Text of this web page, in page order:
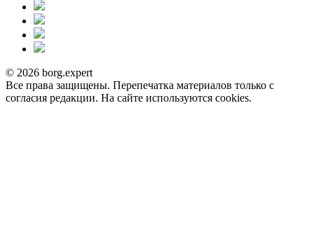
© 2026 borg.expert
Все права защищены. Перепечатка материалов только с
согласия редакции. На сайте используются cookies.